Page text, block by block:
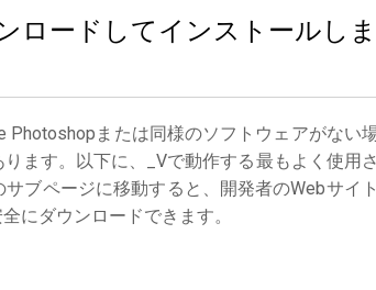
ロードしてインストールしま
Photoshopまたは同様のソフトウェアがない
ます。以下に、_Vで動作する最もよく使用
ブページに移動すると、開発者のWebサイ
にダウンロードできます。